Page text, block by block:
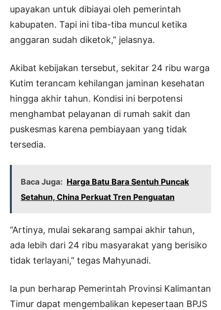
upayakan untuk dibiayai oleh pemerintah
kabupaten. Tapi ini tiba-tiba muncul ketika
anggaran sudah diketok,” jelasnya.
Akibat kebijakan tersebut, sekitar 24 ribu warga
Kutim terancam kehilangan jaminan kesehatan
hingga akhir tahun. Kondisi ini berpotensi
menghambat pelayanan di rumah sakit dan
puskesmas karena pembiayaan yang tidak
tersedia.
Baca Juga: Harga Batu Bara Sentuh Puncak
Setahun, China Perkuat Tren Penguatan
“Artinya, mulai sekarang sampai akhir tahun,
ada lebih dari 24 ribu masyarakat yang berisiko
tidak terlayani,” tegas Mahyunadi.
Ia pun berharap Pemerintah Provinsi Kalimantan
Timur dapat mengembalikan kepesertaan BPJS